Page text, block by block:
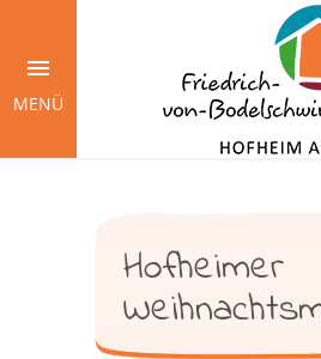
Inhalt
MENÜ
Hofheimer